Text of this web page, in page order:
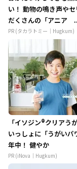
い！ 動物の鳴き声や
だくさんの「アニア
PR (タカラトミー｜Hugkum)
「イソジン®クリアう
いっしょに「うがいパ
年中！ 健やか
PR (iNova｜Hugkum)